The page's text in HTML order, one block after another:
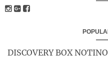
DISCOVERY BOX